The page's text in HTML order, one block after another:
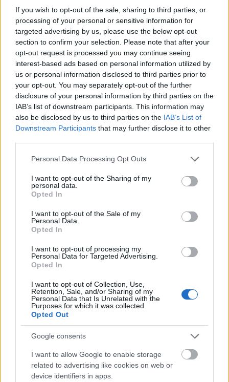
If you wish to opt-out of the sale, sharing to third parties, or
processing of your personal or sensitive information for
targeted advertising by us, please use the below opt-out
section to confirm your selection. Please note that after your
opt-out request is processed you may continue seeing
interest-based ads based on personal information utilized by
us or personal information disclosed to third parties prior to
your opt-out. You may separately opt-out of the further
disclosure of your personal information by third parties on the
IAB’s list of downstream participants. This information may
also be disclosed by us to third parties on the IAB’s List of
Downstream Participants that may further disclose it to other
Please note that this website/app uses one or more Google
not limited to your visit or usage behaviour. You may click to
grant or deny consent to Google and its third-party tags to
use your data for below specified purposes in below Google
consent section.
Personal Data Processing Opt Outs
I want to opt-out of the Sharing of my
personal data.
Opted In
I want to opt-out of the Sale of my
Personal Data.
Opted In
I want to opt-out of processing my
Personal Data for Targeted Advertising.
Opted In
I want to opt-out of Collection, Use,
Retention, Sale, and/or Sharing of my
Personal Data that Is Unrelated with the
Purposes for which it was collected.
Opted Out
Google consents
I want to allow Google to enable storage
related to advertising like cookies on web or
device identifiers in apps.
Kőrösi AndrásésTóbiusz Tituszalakítják, az
előadást pedigZnamenák Istvánrendezte, aki a
díszleteket is megálmodta. A jelmezeketCselényi
Nóratervezte.
Az operaelőadás egyik érdekessége, hogy a mű
fúvószenekarra és énekkarra íródott, a helyiekből
álló Ostrom fúvószenekart és énekkart a zeneszerző,
Szilágyi Miklós vezényli, a produkcióba pedig a
helyi hagyományőrző csoportok tagjai is aktívan
bekapcsolódnak.
A színpadra állított, kitalált történet szerint a
(Tóbiusz Titusz) a hosszúra nyúlt harcok után
szépséges háremhölgye, Eszter (Ducza Nóra) cserébe
bájaiért rábeszéli, hogy egyezzen meg Jurisics
Miklós (Kőrösi András) várkapitánnyal, és további
ádáz harcok nélkül vonuljanak el Kőszeg alól. A két
fáradt sereg vezetője végül találkozik, a megegyezés
szerint a török ugyan kitűzheti a zászlaját, de a várat
kiderül, hogy a magyar származású Eszter Jurisics
várkapitány gyermekkori játszótársa, első szerelme.
Az opera, melynek bemutatását a Nemzeti Kulturális
Alap (NKA) is támogatta, tavaly elnyerte a Miskolci
Nemzetközi Operafesztiválon a Miskolci Nemzeti
Színház által meghirdetett operaíró verseny első
díját, és annak egy szcenírozott változatát
nagyzenekari kísérettel már bemutatták a
nemzetközi operafesztivál gáláján.